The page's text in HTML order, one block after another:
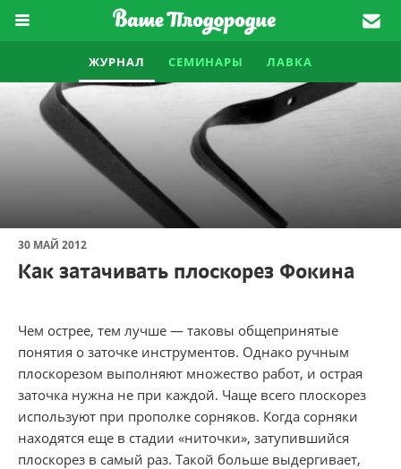
ЖУРНАЛ СЕМИНАРЫ ЛАВКА
30 МАЙ 2012
Как затачивать плоскорез Фокина
Чем острее, тем лучше — таковы общепринятые
понятия о заточке инструментов. Однако ручным
плоскорезом выполняют множество работ, и острая
заточка нужна не при каждой. Чаще всего плоскорез
используют при прополке сорняков. Когда сорняки
находятся еще в стадии «ниточки», затупившийся
плоскорез в самый раз. Такой больше выдергивает,